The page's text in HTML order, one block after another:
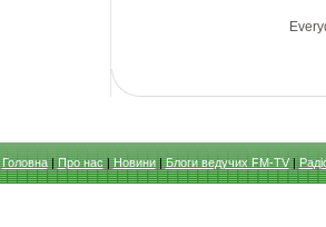
Головна|Про нас|Новини|Блоги ведучих FM-TV|